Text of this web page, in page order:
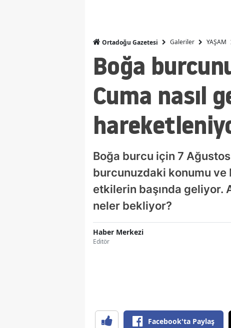
Ortadoğu Gazetesi Galeriler YAŞAM
Boğa
Cuma nasıl
Boğa burcu için 7
burcunuzdaki konumu
etkilerin başında geliyor.
neler bekliyor?
Haber Merkezi
Editör
Facebook'ta Paylaş